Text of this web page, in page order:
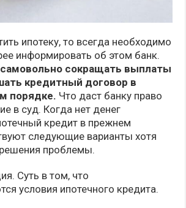
ипотеку, то всегда необходимо
информировать об этом банк.
сокращать выплаты
кредитный договор в
порядке. Что даст банку право
в суд. Когда нет денег
кредит в прежнем
следующие варианты хотя
проблемы.
Суть в том, что
условия ипотечного кредита.